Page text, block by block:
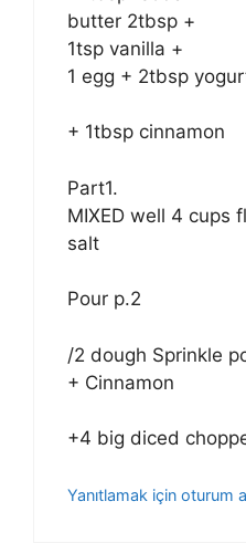
butter 2tbsp +
1tsp vanilla +
1 egg + 2tbsp
+ 1tbsp cinnamon
Part1.
MIXED well 4 cups
salt
Pour p.2
/2 dough Sprinkle
+ Cinnamon
+4 big diced
Yanıtlamak için oturum